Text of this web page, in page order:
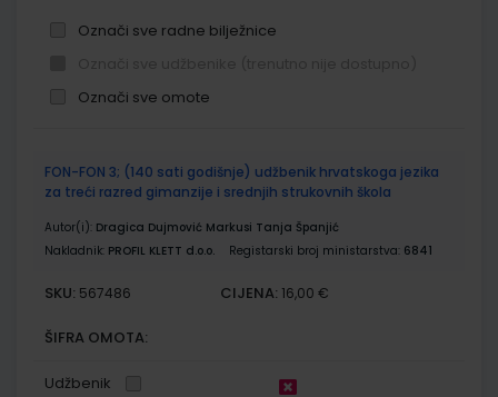
Označi sve radne bilježnice
Označi sve omote
proizvodi
FON-FON 3; (140 sati godišnje) udžbenik hrvatskoga jezika
za treći razred gimanzije i srednjih strukovnih škola
Autor(i): Dragica Dujmović Markusi Tanja Španjić
Nakladnik: PROFIL KLETT d.o.o. Registarski broj ministarstva: 6841
SKU: 567486 CIJENA: 16,00 €
ŠIFRA OMOTA:
Udžbenik